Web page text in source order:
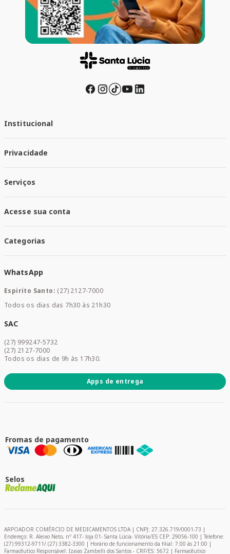
Institucional
Trabalhe conosco
Responsabilidade Social
Nossas Lojas
Privacidade
Política de Entrega
Trocas e Devoluções
Serviços
Santa Mais Exames
Santa Mais Serviços
Santa Mais Convenios
Acesse sua conta
Meus Pedidos
Categorias
Saúde e Bem-estar
Mamães e Bebê
Dermocosméticos
Promoções
WhatsApp
Espirito Santo: (27) 2127-7000
Todos os dias das 7h30 às 21h30
SAC
(27) 999247-5732
(27) 2127-7000
Todos os dias de 9h às 17h30.
Apps de entrega
Fromas de pagamento
Selos
ARPOADOR COMÉRCIO DE MEDICAMENTOS LTDA | CNPJ: 27.326.719/0001-73 |
Endereço: R. Aleixo Neto, nº 417- loja 01- Santa Lúcia- Vitória/ES CEP: 29056-100 | Telefone:
(27) 99312-9711/ (27) 3382-3300 | Horário de funcionamento da filial: 7:00 às 21:00 |
Farmacêutico Responsável: Izaias Zambelli dos Santos - CRF/ES: 5672 | Farmacêutico